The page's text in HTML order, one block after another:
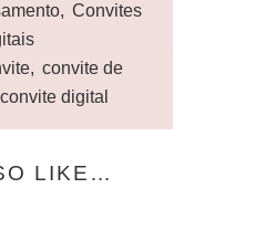
, Convites
, convite de
convite digital
LIKE…